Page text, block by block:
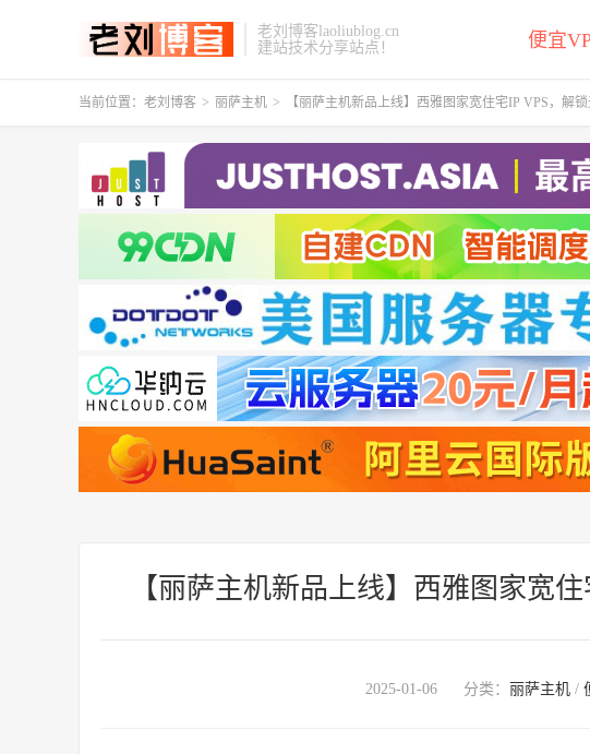
老刘博客laoliublog.cn
建站技术分享站点！
便宜
当前位置： 老刘博客 > 丽萨主机 > 【丽萨主机新品上线】西雅图家宽住宅IP VPS，解锁
【丽萨主机新品上线】西雅图家宽住
2025-01-06 分类： 丽萨主机 /